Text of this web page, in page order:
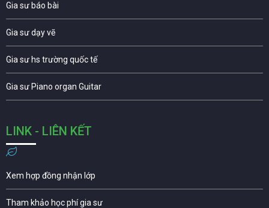
Gia sư báo bài
Gia sư dạy vẽ
Gia sư hs trường quốc tế
Gia sư Piano organ Guitar
LINK - LIÊN KẾT
Xem hợp đồng nhận lớp
Tham khảo học phí gia sư